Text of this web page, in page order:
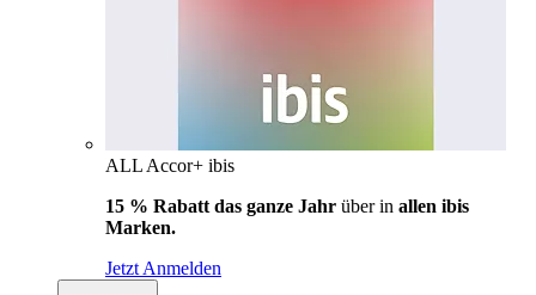
ALL Accor+ ibis
15 % Rabatt das ganze Jahr über in allen ibis
Marken.
Jetzt Anmelden